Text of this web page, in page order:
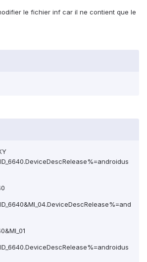
le fichier inf car il ne contient que le